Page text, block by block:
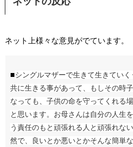
ネット上様々な意見がでています。
■シングルマザーで生きて生きてい
共に生きる事があって、もしその時
なっても、子供の命を守ってくれる
と思います。お母さんは自分の人生
う責任のもと頑張れる人と頑張れな
然で、良いとか悪いとかそんな簡単